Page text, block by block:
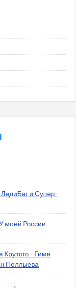
ЛедиБаг и Супер-
моей России
- Гимн
Поллыева